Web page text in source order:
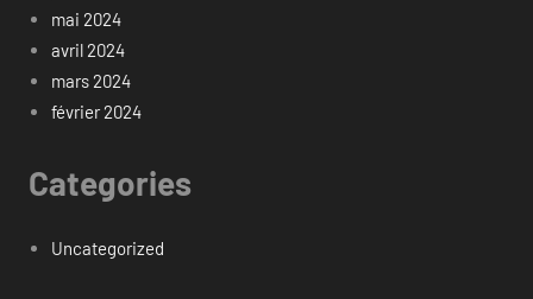
mai 2024
avril 2024
mars 2024
février 2024
Categories
Uncategorized